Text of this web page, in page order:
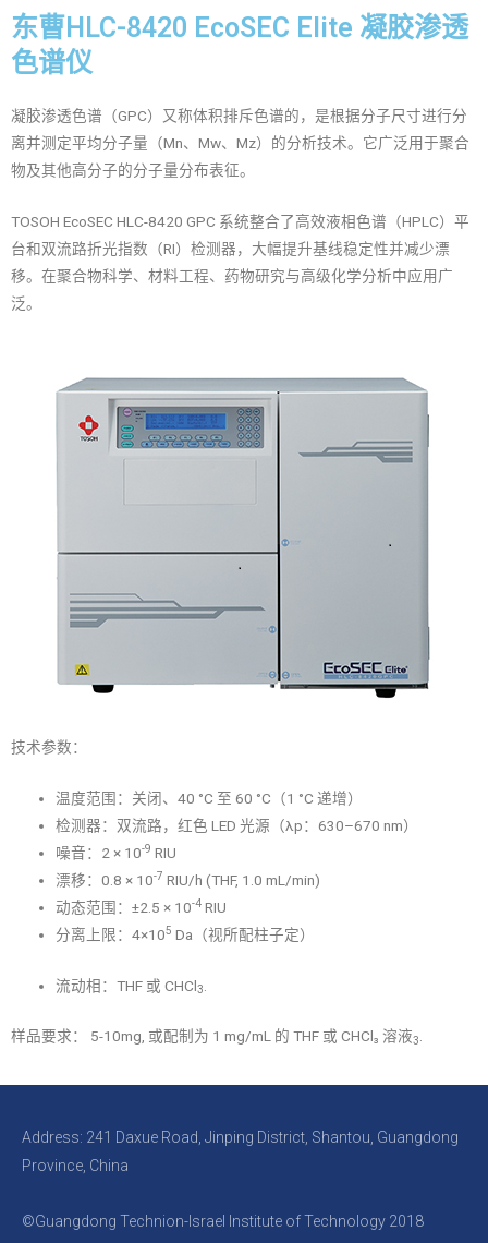
东曹HLC-8420 EcoSEC Elite 凝胶渗透
色谱仪
凝胶渗透色谱（GPC）又称体积排斥色谱的，是根据分子尺寸进行分
离并测定平均分子量（Mn、Mw、Mz）的分析技术。它广泛用于聚合
物及其他高分子的分子量分布表征。
TOSOH EcoSEC HLC-8420 GPC 系统整合了高效液相色谱（HPLC）平
台和双流路折光指数（RI）检测器，大幅提升基线稳定性并减少漂
移。在聚合物科学、材料工程、药物研究与高级化学分析中应用广
泛。
技术参数：
温度范围：关闭、40 °C 至 60 °C（1 °C 递增）
检测器：双流路，红色 LED 光源（λp：630–670 nm）
噪音：2 × 10-9 RIU
漂移：0.8 × 10-7 RIU/h (THF, 1.0 mL/min)
动态范围：±2.5 × 10-4 RIU
分离上限：4×105Da（视所配柱子定）
流动相：THF 或 CHCl3
样品要求： 5-10mg, 或配制为 1 mg/mL 的 THF 或 CHCl₃ 溶液3.
Address: 241 Daxue Road, Jinping District, Shantou, Guangdong
Province, China
©Guangdong Technion-Israel Institute of Technology 2018